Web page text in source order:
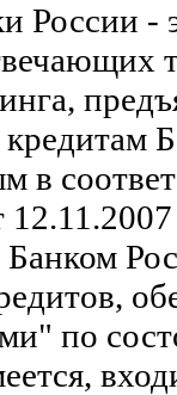
России -
в
Банком
по